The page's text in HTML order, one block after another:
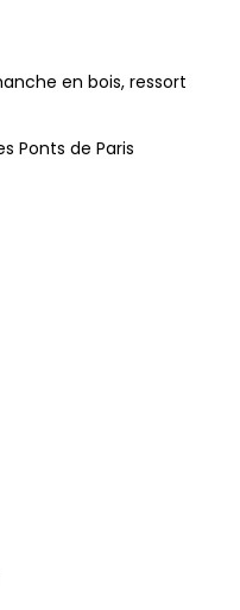
en bois, ressort
Ponts de Paris